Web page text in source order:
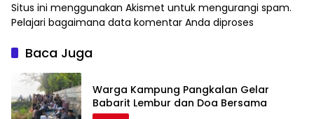
Situs ini menggunakan Akismet untuk mengurangi spam.
Pelajari bagaimana data komentar Anda diproses
Baca Juga
Warga Kampung Pangkalan Gelar
Babarit Lembur dan Doa Bersama